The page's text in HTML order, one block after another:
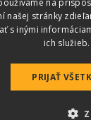
našej stránky
s inými
ich služieb.
PRIJAŤ